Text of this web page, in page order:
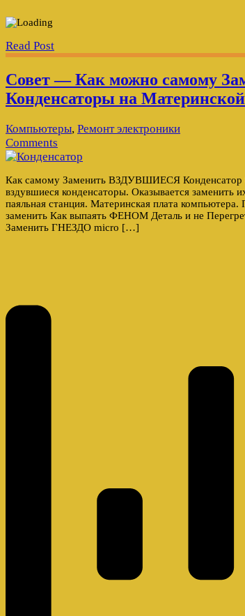
Read Post
Совет — Как можно самому
Конденсаторы на
Компьютеры, Ремонт электроники
Comments
Как самому Заменить ВЗДУВШИЕСЯ Конденсатор
вздувшиеся конденсаторы. Оказывается заменить
паяльная станция. Материнская плата
заменить Как выпаять ФЕНОМ Деталь и не
Заменить ГНЕЗДО micro […]